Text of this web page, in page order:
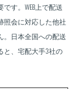
す。WEB上で配送
照会に対応した他社
。日本全国への配送
と、宅配大手3社の